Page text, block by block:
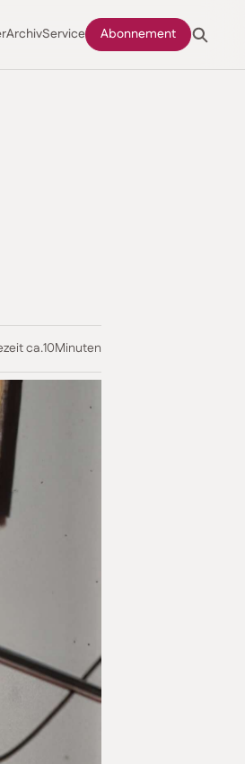
ArchivService Abonnement
ca.10Minuten